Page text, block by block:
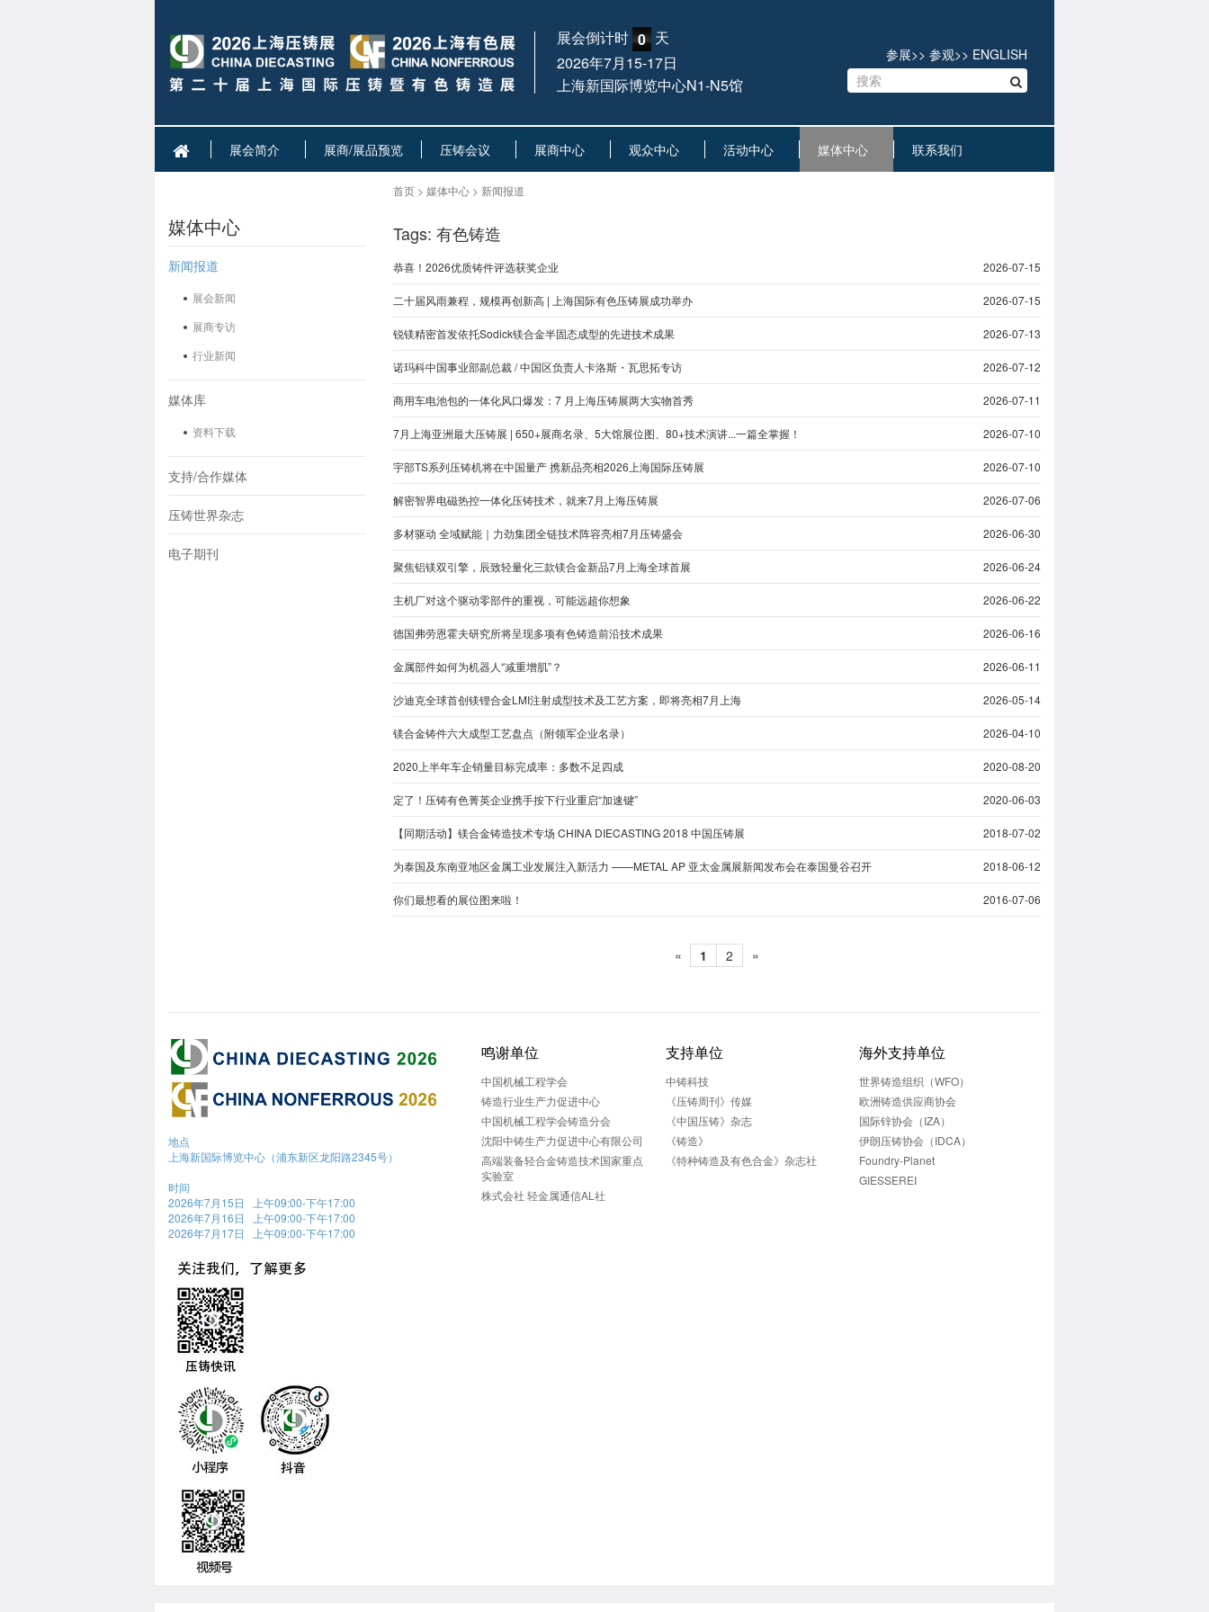
展会倒计时 0 天
2026年7月15-17日
上海新国际博览中心N1-N5馆
参展>> 参观>> ENGLISH
展会简介 展商/展品预览 压铸会议 展商中心 观众中心 活动中心 媒体中心 联系我们
媒体中心
新闻报道
展会新闻
展商专访
行业新闻
媒体库
资料下载
支持/合作媒体
压铸世界杂志
电子期刊
首页 > 媒体中心 > 新闻报道
Tags: 有色铸造
2026-07-15
恭喜！2026优质铸件评选获奖企业
2026-07-15
二十届风雨兼程，规模再创新高 | 上海国际有色压铸展成功举办
2026-07-13
锐镁精密首发依托Sodick镁合金半固态成型的先进技术成果
2026-07-12
诺玛科中国事业部副总裁 / 中国区负责人卡洛斯・瓦思拓专访
2026-07-11
商用车电池包的一体化风口爆发：7 月上海压铸展两大实物首秀
2026-07-10
7月上海亚洲最大压铸展 | 650+展商名录、5大馆展位图、80+技术演讲...一篇全掌握！
2026-07-10
宇部TS系列压铸机将在中国量产 携新品亮相2026上海国际压铸展
2026-07-06
解密智界电磁热控一体化压铸技术，就来7月上海压铸展
2026-06-30
多材驱动 全域赋能｜力劲集团全链技术阵容亮相7月压铸盛会
2026-06-24
聚焦铝镁双引擎，辰致轻量化三款镁合金新品7月上海全球首展
2026-06-22
主机厂对这个驱动零部件的重视，可能远超你想象
2026-06-16
德国弗劳恩霍夫研究所将呈现多项有色铸造前沿技术成果
2026-06-11
金属部件如何为机器人“减重增肌”？
2026-05-14
沙迪克全球首创镁锂合金LMI注射成型技术及工艺方案，即将亮相7月上海
2026-04-10
镁合金铸件六大成型工艺盘点（附领军企业名录）
2020-08-20
2020上半年车企销量目标完成率：多数不足四成
2020-06-03
定了！压铸有色菁英企业携手按下行业重启“加速键”
2018-07-02
【同期活动】镁合金铸造技术专场 CHINA DIECASTING 2018 中国压铸展
2018-06-12
为泰国及东南亚地区金属工业发展注入新活力 ——METAL AP 亚太金属展新闻发布会在泰国曼谷召开
2016-07-06
你们最想看的展位图来啦！
« 1 2 »
地点
上海新国际博览中心（浦东新区龙阳路2345号）
时间
2026年7月15日 上午09:00-下午17:00
2026年7月16日 上午09:00-下午17:00
2026年7月17日 上午09:00-下午17:00
鸣谢单位
中国机械工程学会
铸造行业生产力促进中心
中国机械工程学会铸造分会
沈阳中铸生产力促进中心有限公司
高端装备轻合金铸造技术国家重点
实验室
株式会社 轻金属通信AL社
支持单位
中铸科技
《压铸周刊》传媒
《中国压铸》杂志
《铸造》
《特种铸造及有色合金》杂志社
海外支持单位
世界铸造组织（WFO）
欧洲铸造供应商协会
国际锌协会（IZA）
伊朗压铸协会（IDCA）
Foundry-Planet
GIESSEREI